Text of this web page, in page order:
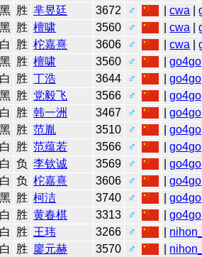
胜 芈昱廷 3672 ♂ |cwa |
胜 檀啸 3560 ♂ |cwa |
胜 柁嘉熹 3606 ♂ |cwa |
胜 檀啸 3560 ♂ |go4go
胜 丁浩 3644 ♂ |go4go
胜 党毅飞 3566 ♂ |go4go
胜 韩一洲 3467 ♂ |go4go
胜 范胤 3510 ♂ |go4go
胜 范蕴若 3566 ♂ |go4go
负 李钦诚 3569 ♂ |go4go
负 柁嘉熹 3606 ♂ |go4go
胜 柯洁 3740 ♂ |go4go
胜 黄春棋 3313 ♂ |go4go
胜 王玮 3266 ♂
胜 廖元赫 3570 ♂